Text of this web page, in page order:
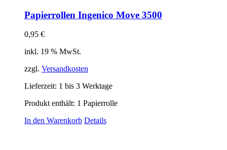
Papierrollen Ingenico Move 3500
0,95 €
inkl. 19 % MwSt.
zzgl. Versandkosten
Lieferzeit: 1 bis 3 Werktage
Produkt enthält: 1 Papierrolle
In den Warenkorb Details